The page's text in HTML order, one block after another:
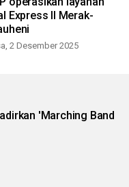
Express II Merak-
2 Desember 2025
'Marching Band